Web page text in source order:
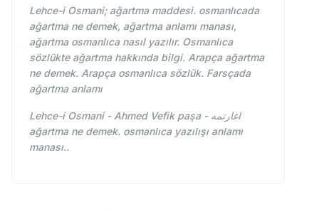
Lehce-i Osmani; ağartma maddesi. osmanlıcada
ağartma ne demek, ağartma anlamı manası,
ağartma osmanlıca nasıl yazılır. Osmanlıca
sözlükte ağartma hakkında bilgi. Arapça ağartma
ne demek. Arapça osmanlıca sözlük. Farsçada
ağartma anlamı
Lehce-i Osmani - Ahmed Vefik paşa - اغارتمه
ağartma ne demek. osmanlıca yazılışı anlamı
manası..